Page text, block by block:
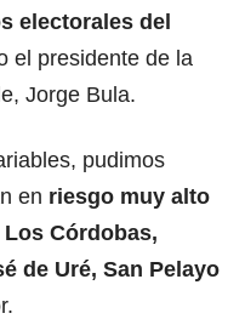
electorales del
el presidente de la
Jorge Bula.
pudimos
en riesgo muy alto
Córdobas,
de Uré, San Pelayo